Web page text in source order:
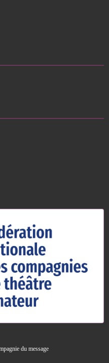
du message